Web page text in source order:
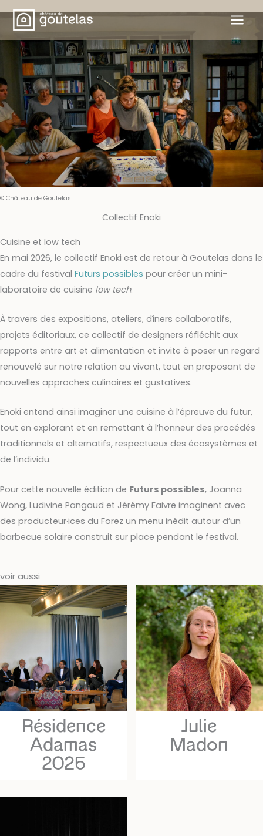
Aller
contenu
© Château de Goutelas
Collectif Enoki
Cuisine et low tech
En mai 2026, le collectif Enoki est de retour à Goutelas dans le
cadre du festival Futurs possibles pour créer un mini-
laboratoire de cuisine low tech.
À travers des expositions, ateliers, dîners collaboratifs,
projets éditoriaux, ce collectif de designers réfléchit aux
rapports entre art et alimentation et invite à poser un regard
renouvelé sur notre relation au vivant, tout en proposant de
nouvelles approches culinaires et gustatives.
Enoki entend ainsi imaginer une cuisine à l’épreuve du futur,
tout en explorant et en remettant à l’honneur des procédés
traditionnels et alternatifs, respectueux des écosystèmes et
de l’individu.
Pour cette nouvelle édition de Futurs possibles, Joanna
Wong, Ludivine Pangaud et Jérémy Faivre imaginent avec
des producteur·ices du Forez un menu inédit autour d’un
barbecue solaire construit sur place pendant le festival.
voir aussi
Résidence
Adamas
2026
Julie
Madon